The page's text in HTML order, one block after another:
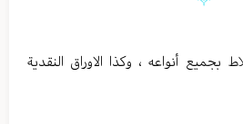
بجميع أنواعه ، وكذا الاوراق النقدية